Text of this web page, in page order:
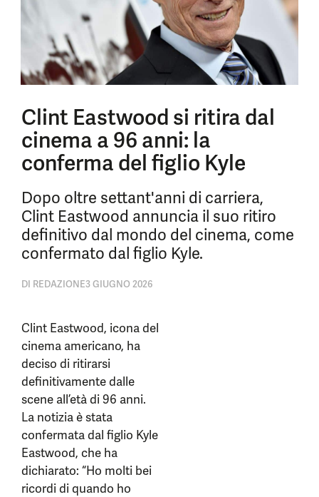
Clint Eastwood si ritira dal
cinema a 96 anni: la
conferma del figlio Kyle
Dopo oltre settant'anni di carriera,
Clint Eastwood annuncia il suo ritiro
definitivo dal mondo del cinema, come
confermato dal figlio Kyle.
DI REDAZIONE3 GIUGNO 2026
Clint Eastwood, icona del
cinema americano, ha
deciso di ritirarsi
definitivamente dalle
scene all’età di 96 anni.
La notizia è stata
confermata dal figlio Kyle
Eastwood, che ha
dichiarato: “Ho molti bei
ricordi di quando ho